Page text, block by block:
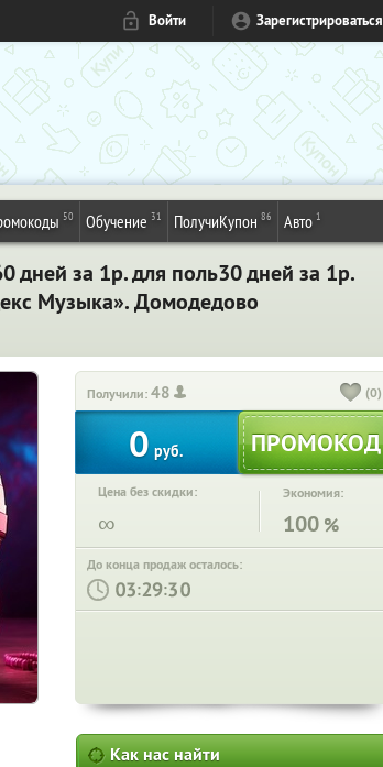
Войти Зарегистрироваться
50 Обучение 31 ПолучиКупон 86 Авто 1
дней за 1р. для поль30 дней за 1р.
Музыка». Домодедово
Получили:48 (0)
0 руб.
Цена без скидки:
∞
Экономия:
100 %
До конца продаж осталось:
: :
Как нас найти